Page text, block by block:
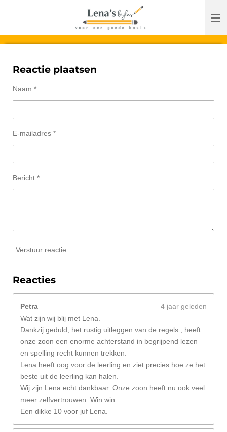
de
Reactie plaatsen
Naam *
E-mailadres *
Bericht *
Verstuur reactie
Reacties
Petra
4 jaar geleden
Wat zijn wij blij met Lena.
Dankzij geduld, het rustig uitleggen van de regels , heeft
onze zoon een enorme achterstand in begrijpend lezen
en spelling recht kunnen trekken.
Lena heeft oog voor de leerling en ziet precies hoe ze het
beste uit de leerling kan halen.
Wij zijn Lena echt dankbaar. Onze zoon heeft nu ook veel
meer zelfvertrouwen. Win win.
Een dikke 10 voor juf Lena.